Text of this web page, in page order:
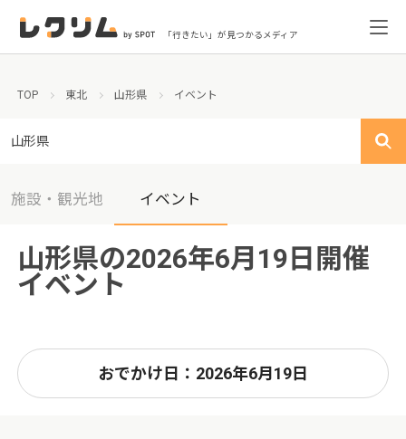
「行きたい」が見つかるメディア
TOP 東北 山形県 イベント
山形県
施設・観光地 イベント
山形県の2026年6月19日開催
イベント
おでかけ日：2026年6月19日